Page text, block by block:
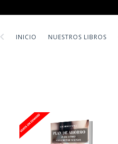
INICIO NUESTROS LIBROS